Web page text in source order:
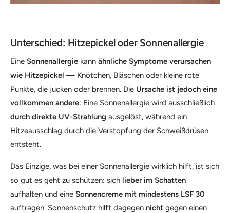
Unterschied: Hitzepickel oder Sonnenallergie
Eine Sonnenallergie kann ähnliche Symptome verursachen
wie Hitzepickel — Knötchen, Bläschen oder kleine rote
Punkte, die jucken oder brennen. Die Ursache ist jedoch eine
vollkommen andere: Eine Sonnenallergie wird ausschließlich
durch direkte UV-Strahlung ausgelöst, während ein
Hitzeausschlag durch die Verstopfung der Schweißdrüsen
entsteht.
Das Einzige, was bei einer Sonnenallergie wirklich hilft, ist sich
so gut es geht zu schützen: sich lieber im Schatten
aufhalten und eine Sonnencreme mit mindestens LSF 30
auftragen. Sonnenschutz hilft dagegen nicht gegen einen